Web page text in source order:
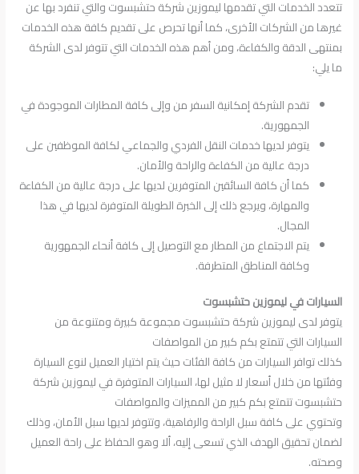
تتعدد الخدمات التي تقدمها ليموزين شركة حتشبسوت والتي تنفرد بها عن
غيرها من الشركات الأخرى، كما أنها تحرص على تقديم كافة هذه الخدمات
بمنتهى الدقة والكفاءة، ومن أهم هذه الخدمات التي تتوفر لدى الشركة
ما يلي:
تقدم الشركة إمكانية السفر من وإلى كافة المطارات الموجودة في
الجمهورية.
يتوفر لديها خدمات النقل الفردي والجماعي لكافة الموظفين على
درجة عالية من الكفاءة والراحة والأمان.
كما أن كافة السائقين المتوفرين لديها على درجة عالية من الكفاءة
والمهارة، ويرجع ذلك إلى الخبرة الطويلة المتوفرة لديها في هذا
المجال.
يتم الاجتماع من المطار مع التوصيل إلى كافة أنحاء الجمهورية
وكافة المناطق المتطرفة.
السيارات في ليموزين حتشبسوت
يتوفر لدى ليموزين شركة حتشبسوت مجموعة كبيرة ومتنوعة من
السيارات التي تتمتع بكم كبير من المواصفات
كذلك توافر السيارات من كافة الفئات حيث يتم اختيار العميل لنوع السيارة
وفئتها من خلال أسعار لا مثيل لها، السيارات المتوفرة في ليموزين شركة
حتشبسوت تتمتع بكم كبير من المميزات والمواصفات
وتحتوي على كافة سبل الراحة والرفاهية، وتتوفر لديها سبل الأمان، وذلك
لضمان تحقيق الهدف الذي تسعى إليه، ألا وهو الحفاظ على راحة العميل
وصحته.